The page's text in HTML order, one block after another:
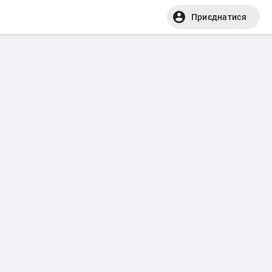
Приєднатися